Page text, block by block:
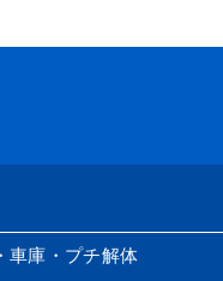
車庫・プチ解体